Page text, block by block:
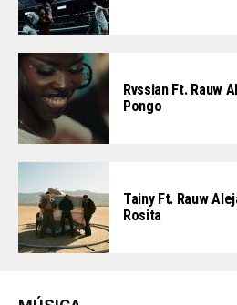
Rvssian Ft. Rauw
Pongo
Tainy Ft. Rauw
Rosita